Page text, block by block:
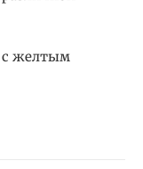
с желтым